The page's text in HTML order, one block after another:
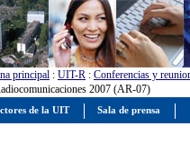
principal : UIT-R : Conferencias y
2007 (AR-07)
de la UIT Sala de prensa